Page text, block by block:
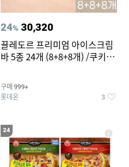
24% 30,320
끌레도르 프리미엄 아이스크림
바 5종 24개 (8+8+8개) /쿠키앤
구매 999+
롯데온 3
24